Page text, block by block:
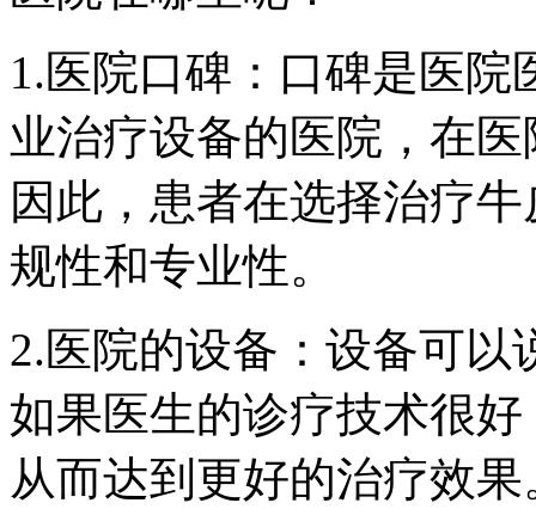
1.医院口碑：口碑是医
业治疗设备的医院，在
因此，患者在选择治疗
规性和专业性。
2.医院的设备：设备可
如果医生的诊疗技术很
从而达到更好的治疗效果